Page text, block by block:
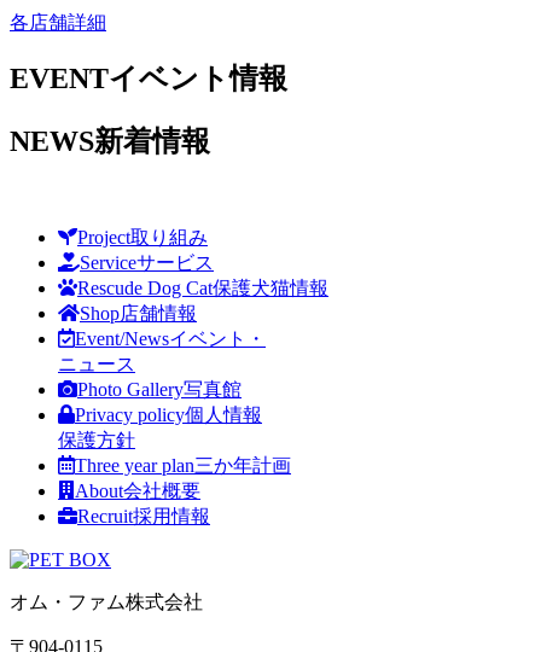
各店舗詳細
EVENTイベント情報
NEWS新着情報
Project取り組み
Serviceサービス
Rescude Dog Cat保護犬猫情報
Shop店舗情報
Event/Newsイベント・
ニュース
Photo Gallery写真館
Privacy policy個人情報
保護方針
Three year plan三か年計画
About会社概要
Recruit採用情報
オム・ファム株式会社
〒904-0115